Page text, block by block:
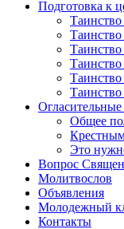
Подготовка к
Таинство
Общее
Это
Вопрос
Молитвослов
Объявления
Молодежный
Контакты